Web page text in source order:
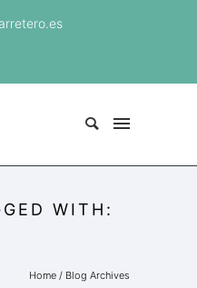
WITH:
Home / Blog Archives